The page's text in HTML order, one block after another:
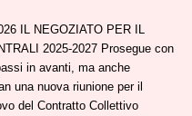
IL NEGOZIATO PER IL
2025-2027 Prosegue con
in avanti, ma anche
una nuova riunione per il
del Contratto Collettivo